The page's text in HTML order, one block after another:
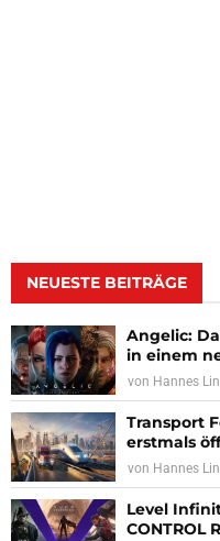
NEUESTE BEITRÄGE
Angelic:
in einem
von Hannes
Transport
erstmals
von Hannes
Level
CONTROL